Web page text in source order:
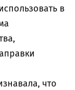
в
что